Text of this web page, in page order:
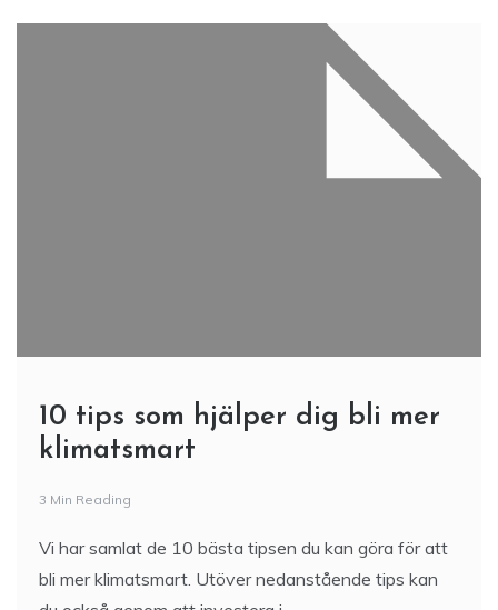
10 tips som hjälper dig bli mer
klimatsmart
3 Min Reading
Vi har samlat de 10 bästa tipsen du kan göra för att
bli mer klimatsmart. Utöver nedanstående tips kan